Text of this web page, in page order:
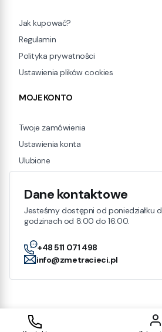
Dane kontaktowe
Jesteśmy dostępni od poniedziałku
godzinach od 8:00 do 16:00.
+48 511 071 498
info@zmetracieci.pl
Jak kupować?
Regulamin
Polityka prywatności
Ustawienia plików cookies
MOJE KONTO
Twoje zamówienia
Ustawienia konta
Ulubione